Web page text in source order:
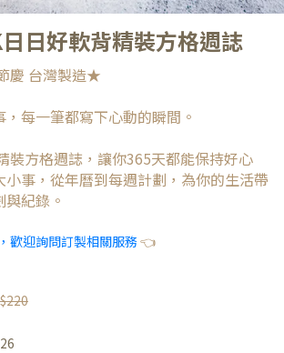
日好軟背精裝方格週誌
慶 台灣製造★
每一筆都寫下心動的瞬間。
裝方格週誌，讓你365天都能保持好心
事，從年曆到每週計劃，為你的生活帶
紀錄。
歡迎詢問訂製相關服務 👈